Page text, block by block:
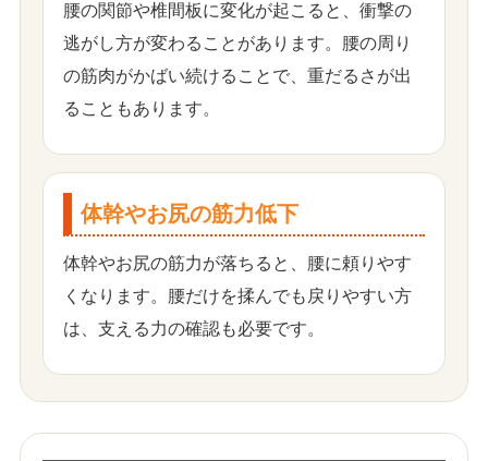
腰の関節や椎間板に変化が起こると、衝撃の
逃がし方が変わることがあります。腰の周り
の筋肉がかばい続けることで、重だるさが出
ることもあります。
体幹やお尻の筋力低下
体幹やお尻の筋力が落ちると、腰に頼りやす
くなります。腰だけを揉んでも戻りやすい方
は、支える力の確認も必要です。